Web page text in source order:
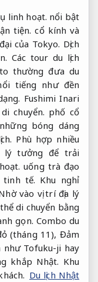
linh hoạt. nổi bật
tiện. cổ kính và
của Tokyo. Dịch
Các tour du lịch
thường đưa du
tiếng như đền
Fushimi Inari
chuyển. phố cổ
bóng dáng
Phù hợp nhiều
lý tưởng để trải
uống trà đạo
tinh tế. Khu nghỉ
vào vị trí địa lý
di chuyển bằng
gọn. Combo du
(tháng 11), Đảm
như Tofuku-ji hay
khắp Nhật. Khu
Du lịch Nhật